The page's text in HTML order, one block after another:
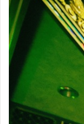
アーバンギ
ャルド